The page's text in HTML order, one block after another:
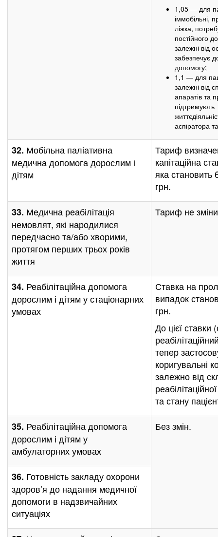
1,05 — для
іммобільні,
ліжка,
постійного
залежні від
забезпечує
допомогу;
1,1 — для
залежні від
апаратів та
підтримують
аспіратора
32. Мобільна паліативна
медична допомога дорослим і
дітям
Тариф
капітаційна
яка становить
грн.
33. Медична реабілітація
немовлят, які народилися
передчасно та/або хворими,
протягом перших трьох років
життя
Тариф не
34. Реабілітаційна допомога
дорослим і дітям у стаціонарних
умовах
Ставка на
випадок
грн.
До цієї ставки
тепер
коригувальні
залежно від
та стану
35. Реабілітаційна допомога
дорослим і дітям у
амбулаторних умовах
Без змін.
36. Готовність закладу охорони
здоров’я до надання медичної
допомоги в надзвичайних
ситуаціях